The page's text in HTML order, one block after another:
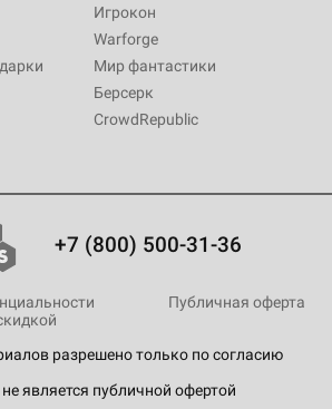
Игрокон
Warforge
Мир фантастики
Берсерк
CrowdRepublic
+7 (800) 500-31-36
разрешено только по согласию
является публичной офертой
Публичная оферта